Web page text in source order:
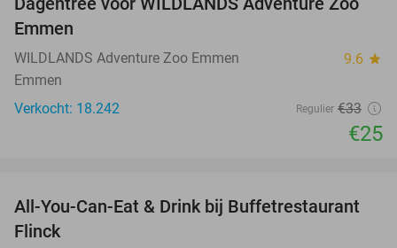
24%
Emmen
WILDLANDS Adventure Zoo Emmen 9.6 star
Emmen
Verkocht: 18.242
Regulier €33
€25
33%
All-You-Can-Eat & Drink bij Buffetrestaurant
Flinck